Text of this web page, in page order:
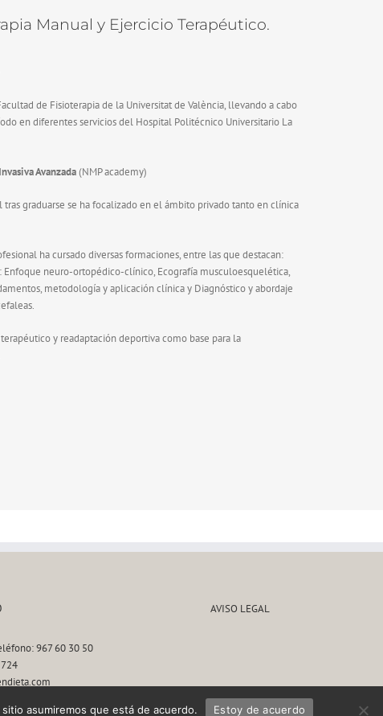
Manual y Ejercicio Terapéutico.
de Fisioterapia de la Universitat de València, llevando a cabo
en diferentes servicios del Hospital Politécnico Universitario La
Avanzada(NMP academy)
graduarse se ha focalizado en el ámbito privado tanto en clínica
ha cursado diversas formaciones, entre las que destacan:
Enfoque neuro-ortopédico-clínico, Ecografía musculoesquelética,
metodología y aplicación clínica y Diagnóstico y abordaje
y readaptación deportiva como base para la
967 60 30 50
AVISO LEGAL
asumiremos que está de acuerdo. Estoy de acuerdo